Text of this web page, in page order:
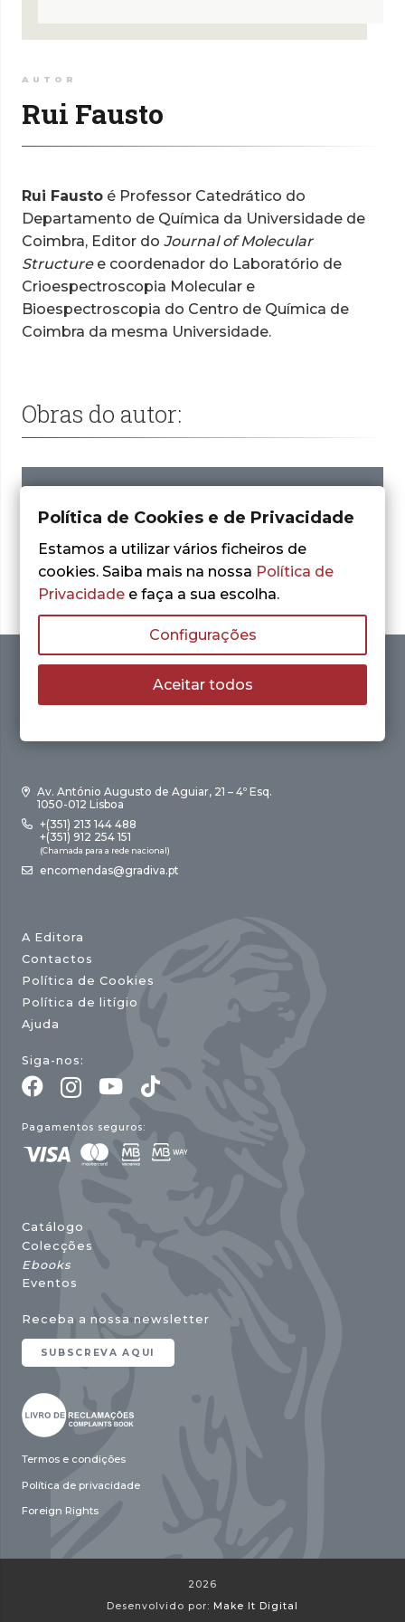
AUTOR
Rui Fausto
Rui Fausto é Professor Catedrático do
Departamento de Química da Universidade de
Coimbra, Editor do Journal of Molecular
Structuree coordenador do Laboratório de
Crioespectroscopia Molecular e
Bioespectroscopia do Centro de Química de
Coimbra da mesma Universidade.
Obras do autor:
Nenhum resultado encontrado.
Av. António Augusto de Aguiar, 21 – 4º Esq.
1050-012 Lisboa
+(351) 213 144 488
+(351) 912 254 151
(Chamada para a rede nacional)
encomendas@gradiva.pt
A Editora
Contactos
Política de Cookies
Política de litígio
Ajuda
Siga-nos:
Pagamentos seguros:
Catálogo
Colecções
Ebooks
Eventos
Receba a nossa newsletter
SUBSCREVA AQUI
Termos e condições
Política de privacidade
Foreign Rights
2026
Desenvolvido por: Make It Digital
Política de Cookies e de Privacidade
Estamos a utilizar vários ficheiros de
cookies. Saiba mais na nossa Política de
Privacidade e faça a sua escolha.
Configurações
Aceitar todos